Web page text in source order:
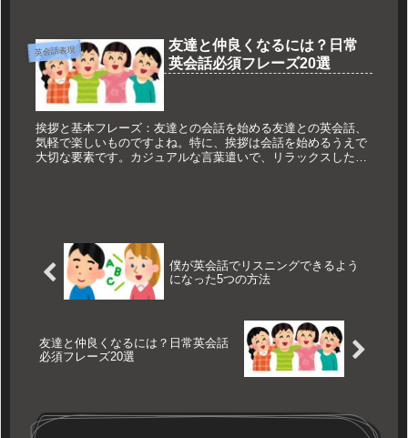
英会話表現
友達と仲良くなるには？日常
英会話必須フレーズ20選
挨拶と基本フレーズ：友達との会話を始める友達との英会話、
気軽で楽しいものですよね。特に、挨拶は会話を始めるうえで
大切な要素です。カジュアルな言葉遣いで、リラックスした雰
僕が英会話でリスニングできるよう
になった5つの方法
友達と仲良くなるには？日常英会話
必須フレーズ20選